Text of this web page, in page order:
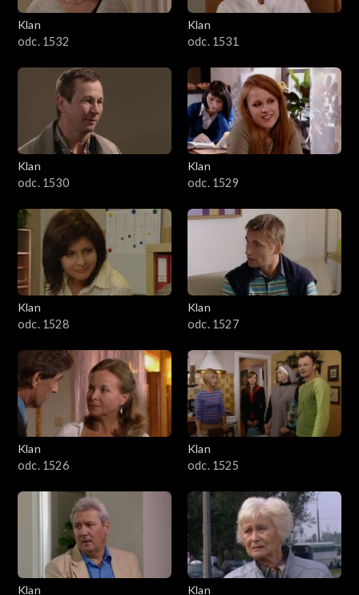
Klan
odc. 1532
Klan
odc. 1531
Klan
odc. 1530
Klan
odc. 1529
Klan
odc. 1528
Klan
odc. 1527
Klan
odc. 1526
Klan
odc. 1525
Klan
Klan